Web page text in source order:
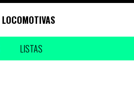
LOCOMOTIVAS
LISTAS